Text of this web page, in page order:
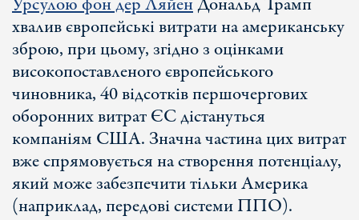
хвалив європейські витрати на американську
зброю, при цьому, згідно з оцінками
високопоставленого європейського
чиновника, 40 відсотків першочергових
оборонних витрат ЄС дістануться
компаніям США. Значна частина цих витрат
вже спрямовується на створення потенціалу,
який може забезпечити тільки Америка
(наприклад, передові системи ППО).